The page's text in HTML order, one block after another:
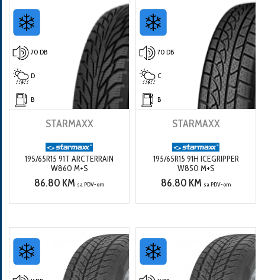
70 DB
D
B
STARMAXX
195/65R15 91T ARCTERRAIN
W860 M+S
86.80 KM sa PDV-om
70 DB
C
B
STARMAXX
195/65R15 91H ICEGRIPPER
W850 M+S
86.80 KM sa PDV-om